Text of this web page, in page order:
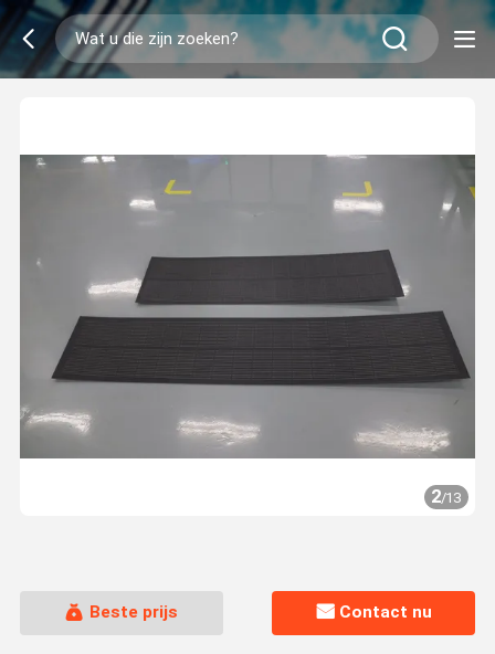
2/13
Beste prijs Contact nu